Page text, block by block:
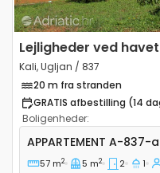
Lejligheder ved havet
Kali, Ugljan / 837
20 m fra stranden
GRATIS afbestilling (14
Boligenheder:
Toværelses lejlighed
APPARTEMENT A-837-a
57 m2 5 m2 2 1